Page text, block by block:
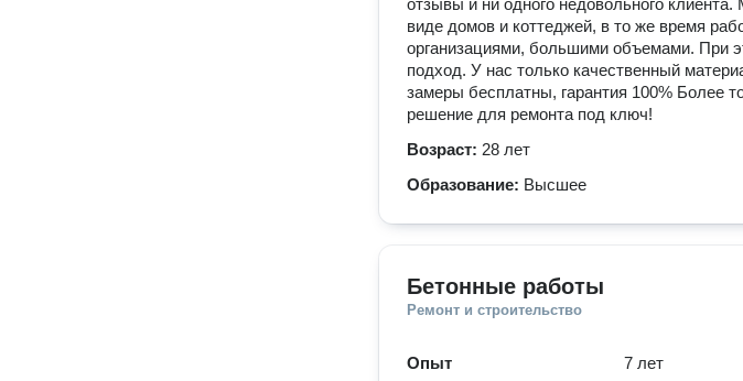
отзывы и ни одного недовольного
виде домов и коттеджей, в то же время
организациями, большими объемами. При
подход. У нас только качественный
замеры бесплатны, гарантия 100% Более
решение для ремонта под ключ!
Возраст: 28 лет
Образование: Высшее
Бетонные работы
Ремонт и строительство
Опыт
7 лет